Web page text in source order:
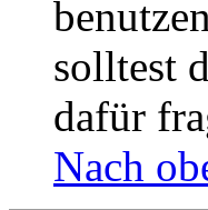
solltest
dafür
Nach